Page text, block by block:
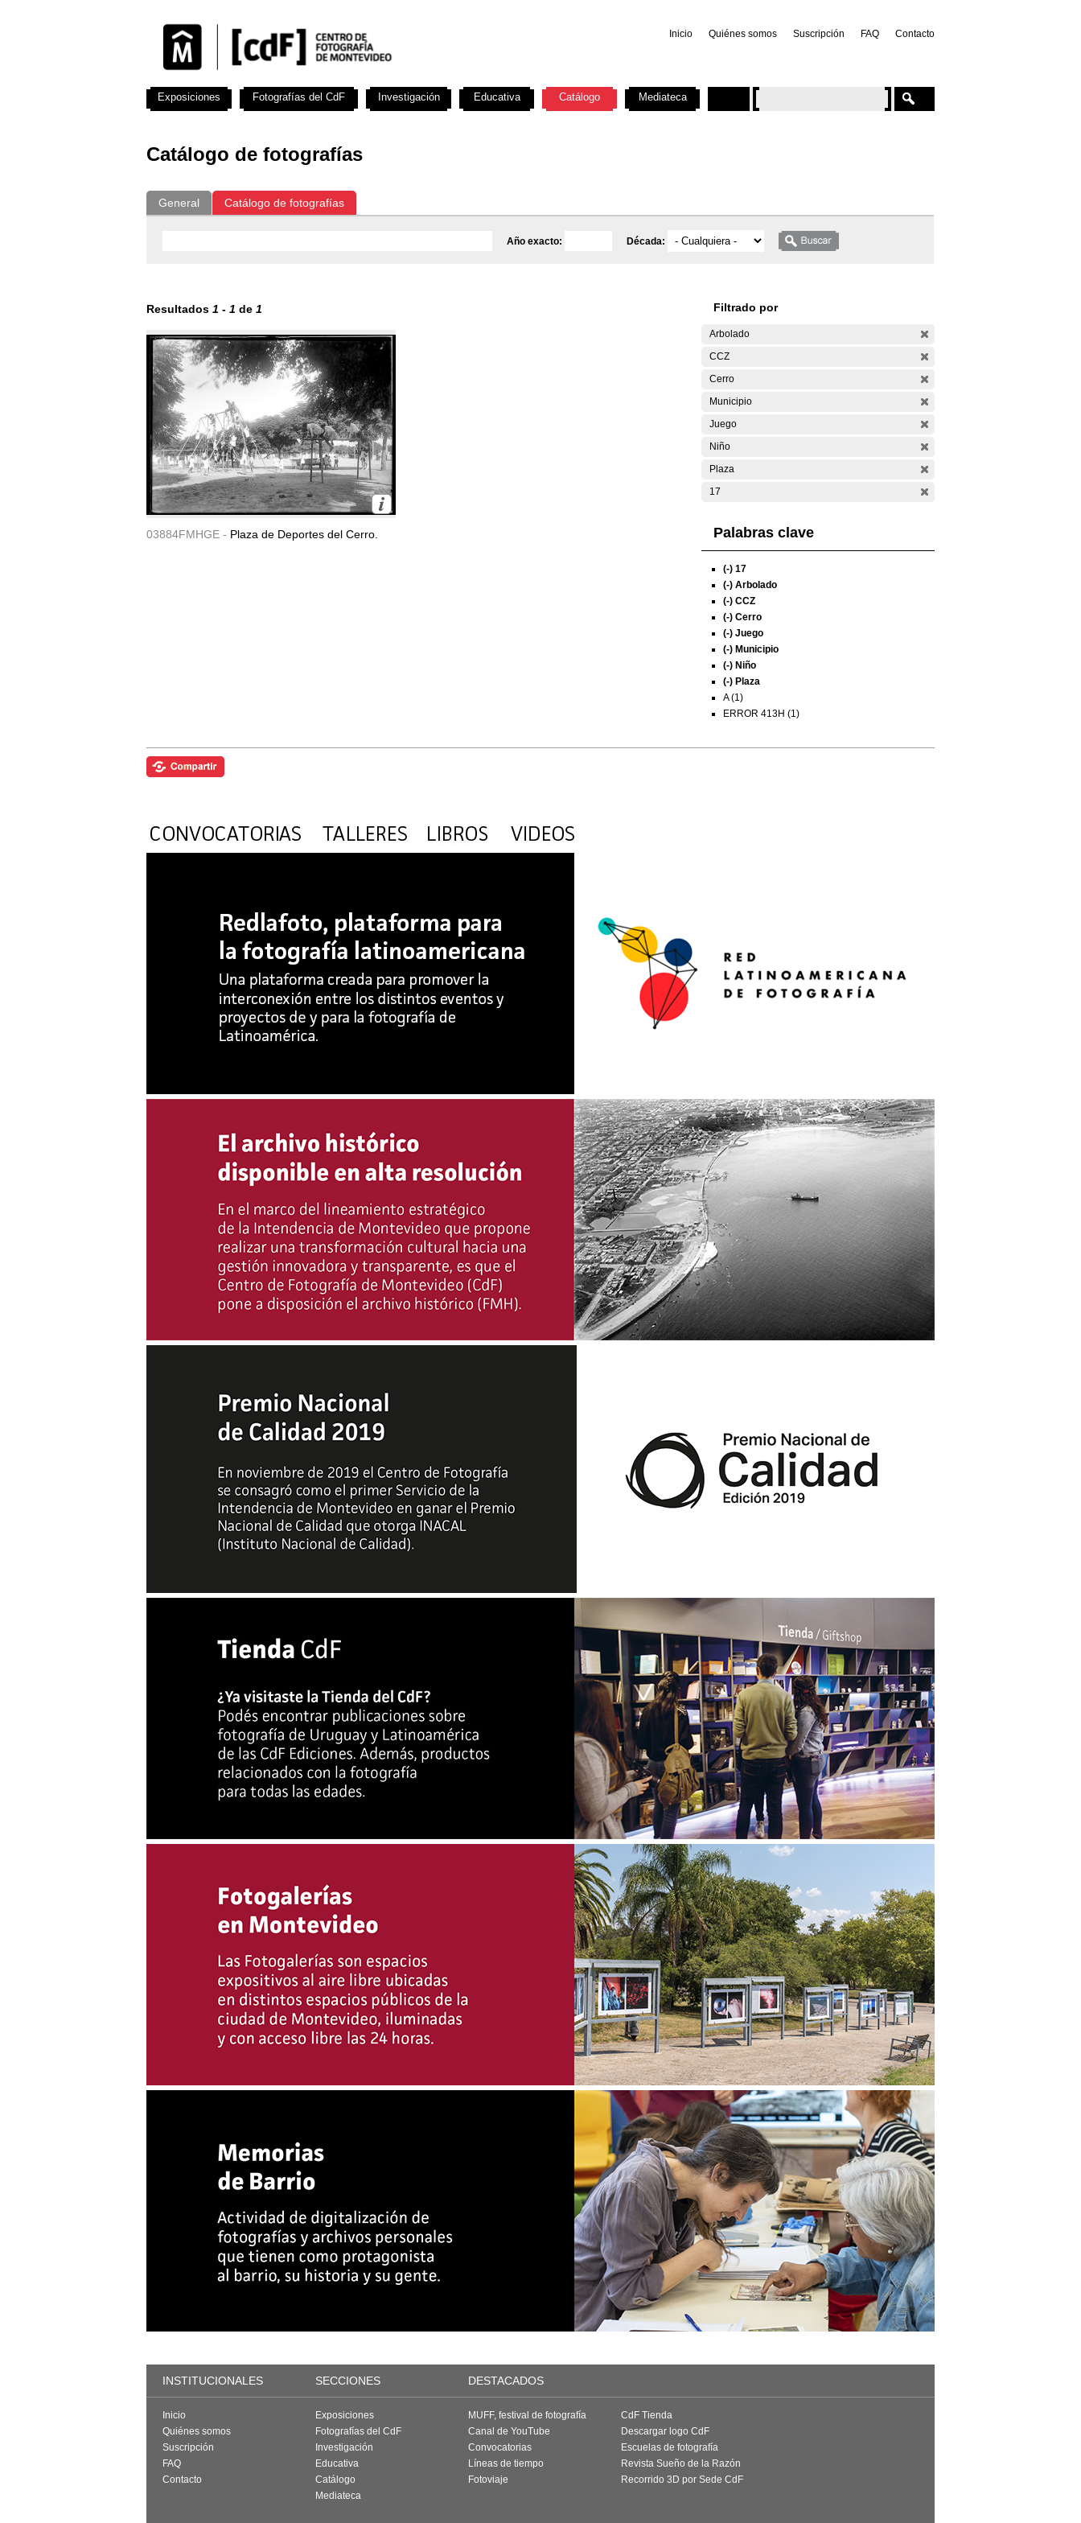
Inicio Quiénes somos Suscripción FAQ Contacto
Catálogo de fotografías
General Catálogo de fotografías
Año exacto: Década:
Resultados 1 - 1 de 1
03884FMHGE - Plaza de Deportes del Cerro.
Filtrado por
Arbolado
CCZ
Cerro
Municipio
Juego
Niño
Plaza
17
Palabras clave
(-) 17
(-) Arbolado
(-) CCZ
(-) Cerro
(-) Juego
(-) Municipio
(-) Niño
(-) Plaza
A (1)
ERROR 413H (1)
Exposiciones Fotografías del CdF Investigación Educativa Catálogo Mediateca
INSTITUCIONALES SECCIONES DESTACADOS
Inicio
Quiénes somos
Suscripción
FAQ
Contacto
Exposiciones
Fotografías del CdF
Investigación
Educativa
Catálogo
Mediateca
MUFF, festival de fotografía
Canal de YouTube
Convocatorias
Líneas de tiempo
Fotoviaje
CdF Tienda
Descargar logo CdF
Escuelas de fotografía
Revista Sueño de la Razón
Recorrido 3D por Sede CdF